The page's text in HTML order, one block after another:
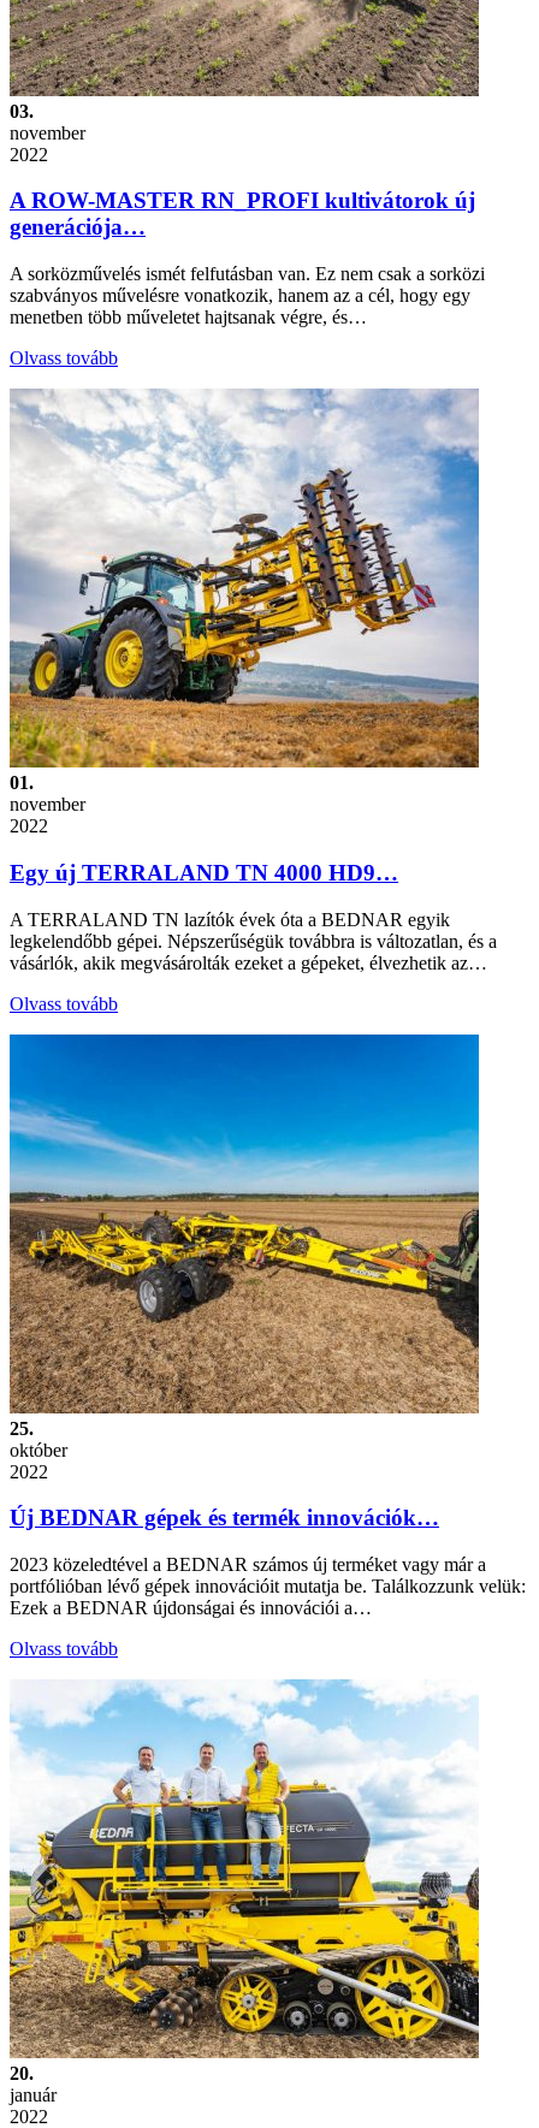
03.
november
2022
A ROW-MASTER RN_PROFI kultivátorok új
generációja…
A sorközművelés ismét felfutásban van. Ez nem csak a sorközi
szabványos művelésre vonatkozik, hanem az a cél, hogy egy
menetben több műveletet hajtsanak végre, és…
Olvass tovább
01.
november
2022
Egy új TERRALAND TN 4000 HD9…
A TERRALAND TN lazítók évek óta a BEDNAR egyik
legkelendőbb gépei. Népszerűségük továbbra is változatlan, és a
vásárlók, akik megvásárolták ezeket a gépeket, élvezhetik az…
Olvass tovább
25.
október
2022
Új BEDNAR gépek és termék innovációk…
2023 közeledtével a BEDNAR számos új terméket vagy már a
portfólióban lévő gépek innovációit mutatja be. Találkozzunk velük:
Ezek a BEDNAR újdonságai és innovációi a…
Olvass tovább
20.
január
2022